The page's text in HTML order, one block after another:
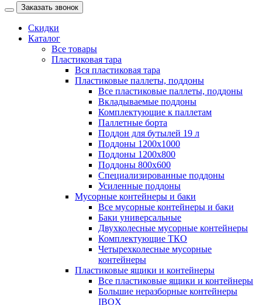
Заказать звонок
Скидки
Каталог
Все товары
Пластиковая тара
Вся пластиковая тара
Пластиковые паллеты, поддоны
Все пластиковые паллеты, поддоны
Вкладываемые поддоны
Комплектующие к паллетам
Паллетные борта
Поддон для бутылей 19 л
Поддоны 1200х1000
Поддоны 1200х800
Поддоны 800х600
Специализированные поддоны
Усиленные поддоны
Мусорные контейнеры и баки
Все мусорные контейнеры и баки
Баки универсальные
Двухколесные мусорные контейнеры
Комплектующие ТКО
Четырехколесные мусорные
контейнеры
Пластиковые ящики и контейнеры
Все пластиковые ящики и контейнеры
Большие неразборные контейнеры
IBOX